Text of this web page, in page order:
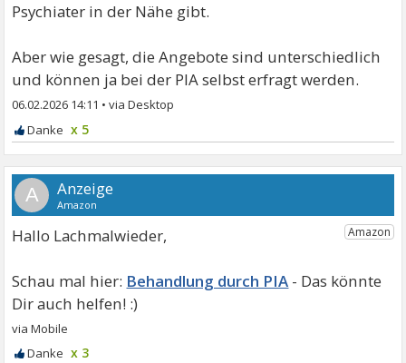
Psychiater in der Nähe gibt.
Aber wie gesagt, die Angebote sind unterschiedlich
und können ja bei der PIA selbst erfragt werden.
06.02.2026 14:11 •
x 5
A
Hallo Lachmalwieder,
Behandlung durch PIA
x 3